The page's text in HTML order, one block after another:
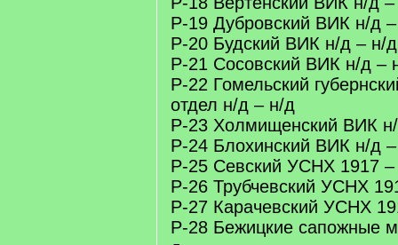
Р-19 Дубровский ВИК н/д
Р-20 Будский ВИК н/д – н/д
Р-21 Сосовский ВИК н/д –
Р-22 Гомельский
отдел н/д – н/д
Р-23 Холмищенский ВИК
Р-24 Блохинский ВИК н/д
Р-25 Севский УСНХ 1917 –
Р-26 Трубчевский УСНХ
Р-27 Карачевский УСНХ
Р-28 Бежицкие сапожные